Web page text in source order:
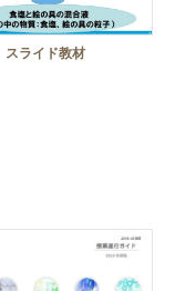
スライド教材